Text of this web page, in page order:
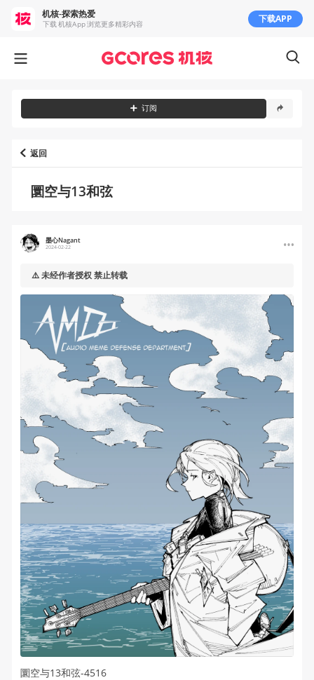
返回
圜空与13和弦
墨心Nagant
2024-02-22
⚠️ 未经作者授权 禁止转载
圜空与13和弦-4516
订阅
机核-探索热爱
下载 机核App 浏览更多精彩内容 下载APP